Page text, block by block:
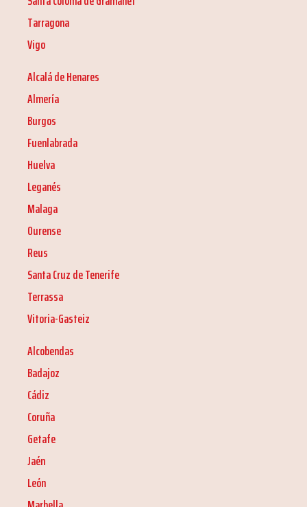
Tarragona
Vigo
Alcalá de Henares
Almería
Burgos
Fuenlabrada
Huelva
Leganés
Malaga
Ourense
Reus
Santa Cruz de Tenerife
Terrassa
Vitoria-Gasteiz
Alcobendas
Badajoz
Cádiz
Coruña
Getafe
Jaén
León